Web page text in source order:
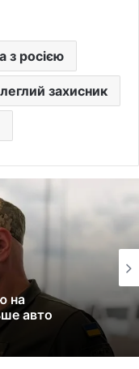
з росією
захисник
на
авто